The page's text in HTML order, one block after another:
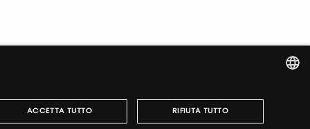
ITALIAN
ENGLISH
ACCETTA TUTTO RIFIUTA TUTTO